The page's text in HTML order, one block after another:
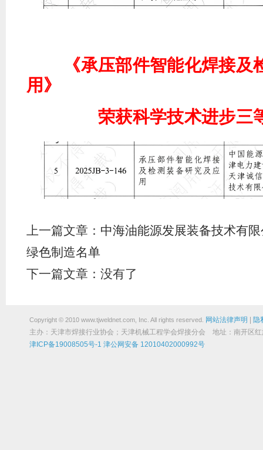
《承压部件智能化焊接
用》
荣获科学技术进步三
上一篇文章： 中海油能源发展装备技术有
绿色制造名单
下一篇文章：没有了
Copyright © 2010 www.tjweldnet.com, Inc. All rights reserved. 网站法律声明
隐
主办：天津市焊接行业协会；天津机械工程学会焊接分会 地址：南开
津ICP备19008505号-1 津公网安备 12010402000992号